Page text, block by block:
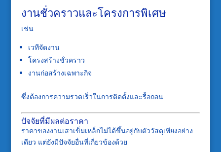
งานชั่วคราวและโครงการพิเศษ
เช่น
เวทีจัดงาน
โครงสร้างชั่วคราว
งานก่อสร้างเฉพาะกิจ
ซึ่งต้องการความรวดเร็วในการติดตั้งและรื้อถอน
ปัจจัยที่มีผลต่อราคา
ราคาของงานเสาเข็มเหล็กไม่ได้ขึ้นอยู่กับตัววัสดุเพียงอย่าง
เดียว แต่ยังมีปัจจัยอื่นที่เกี่ยวข้องด้วย